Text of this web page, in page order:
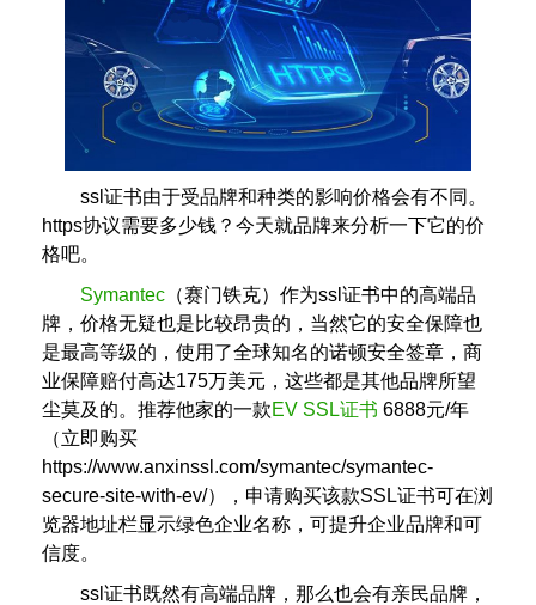
ssl证书由于受品牌和种类的影响价格会有不同。
https协议需要多少钱？今天就品牌来分析一下它的价
格吧。
Symantec （赛门铁克）作为ssl证书中的高端品
牌，价格无疑也是比较昂贵的，当然它的安全保障也
是最高等级的，使用了全球知名的诺顿安全签章，商
业保障赔付高达175万美元，这些都是其他品牌所望
尘莫及的。推荐他家的一款EV SSL证书 6888元/年
（立即购买
https://www.anxinssl.com/symantec/symantec-
secure-site-with-ev/），申请购买该款SSL证书可在浏
览器地址栏显示绿色企业名称，可提升企业品牌和可
信度。
ssl证书既然有高端品牌，那么也会有亲民品牌，